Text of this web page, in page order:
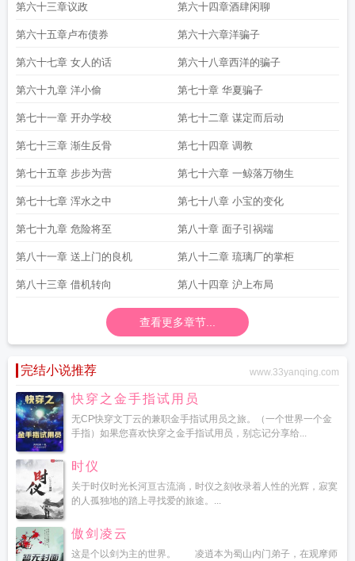
第六十三章议政 第六十四章酒肆闲聊
第六十五章卢布债券 第六十六章洋骗子
第六十七章 女人的话 第六十八章西洋的骗子
第六十九章 洋小偷 第七十章 华夏骗子
第七十一章 开办学校 第七十二章 谋定而后动
第七十三章 渐生反骨 第七十四章 调教
第七十五章 步步为营 第七十六章 一鲸落万物生
第七十七章 浑水之中 第七十八章 小宝的变化
第七十九章 危险将至 第八十章 面子引祸端
第八十一章 送上门的良机 第八十二章 琉璃厂的掌柜
第八十三章 借机转向 第八十四章 沪上布局
查看更多章节...
完结小说推荐 www.33yanqing.com
快穿之金手指试用员
无CP快穿文丁云的兼职金手指试用员之旅。（一个世界一个金
手指）如果您喜欢快穿之金手指试用员，别忘记分享给...
时仪
关于时仪时光长河亘古流淌，时仪之刻收录着人性的光辉，寂寞
的人孤独地的踏上寻找爱的旅途。...
傲剑凌云
这是个以剑为主的世界。 凌逍本为蜀山内门弟子，在观摩师